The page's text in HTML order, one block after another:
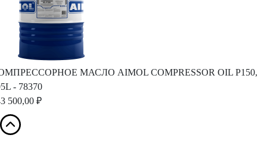
МАСЛО AIMOL COMPRESSOR OIL P150,
- 78370
500,00 ₽